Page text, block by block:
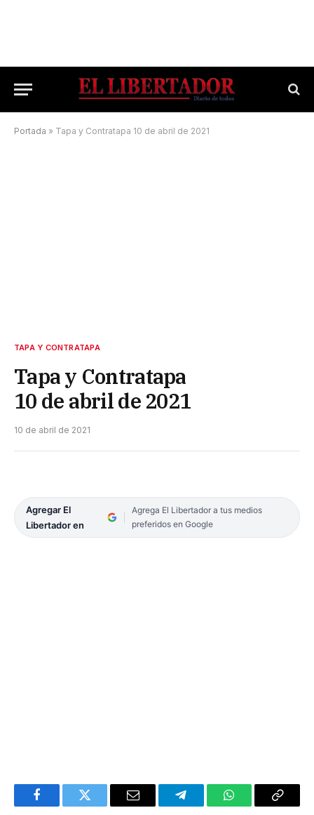
Portada » Tapa y Contratapa 10 de abril de 2021
TAPA Y CONTRATAPA
Tapa y Contratapa
10 de abril de 2021
10 de abril de 2021
Agregar El
Libertador en
Agrega El Libertador a tus medios
preferidos en Google
FacebookTwitter Email TelegramWhatsAppCopy